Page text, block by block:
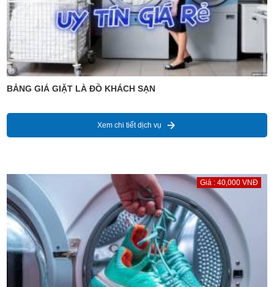
BẢNG GIÁ GIẶT LÀ ĐỒ KHÁCH SẠN
Xem chi tiết dịch vụ
Giá : 40,000 VNĐ